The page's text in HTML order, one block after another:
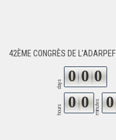
42ÈME CONGRÈS DE L'ADARPEF
days 0 0 0
hours 0 0 minutes 0